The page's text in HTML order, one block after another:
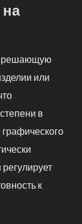
решающую
или
в
к